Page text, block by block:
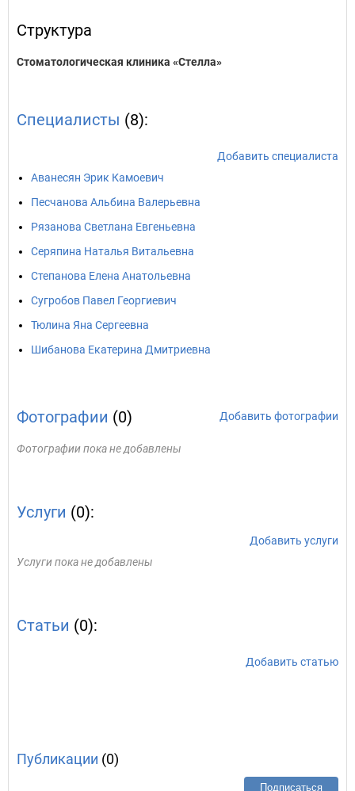
Структура
Стоматологическая клиника «Стелла»
Специалисты (8):
Добавить специалиста
Аванесян Эрик Камоевич
Песчанова Альбина Валерьевна
Рязанова Светлана Евгеньевна
Серяпина Наталья Витальевна
Степанова Елена Анатольевна
Сугробов Павел Георгиевич
Тюлина Яна Сергеевна
Шибанова Екатерина Дмитриевна
Фотографии (0) Добавить фотографии
Фотографии пока не добавлены
Услуги (0):
Добавить услуги
Услуги пока не добавлены
Статьи (0):
Добавить статью
Публикации (0)
Подписаться